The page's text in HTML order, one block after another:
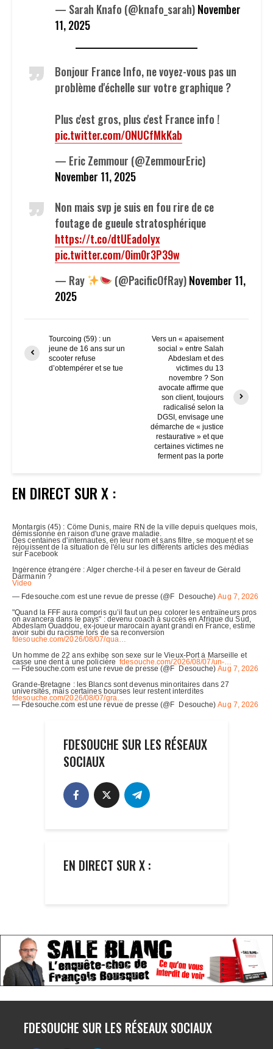
— Sarah Knafo (@knafo_sarah)November
11, 2025
Bonjour France Info, ne voyez-vous pas un
problème d'échelle sur votre graphique ?
Plus c'est gros, plus c'est France info !
pic.twitter.com/ONUCfMkKab
— Eric Zemmour (@ZemmourEric)
November 11, 2025
Non mais svp je suis en fou rire de ce
foutage de gueule stratosphérique
https://t.co/dtUEadoIyx
pic.twitter.com/0im0r3P39w
— Ray
(@PacificOfRay)November 11,
2025
Tourcoing (59) : un
jeune de 16 ans sur un
scooter refuse
d’obtempérer et se tue
Vers un « apaisement
social » entre Salah
Abdeslam et des
victimes du 13
novembre ? Son
avocate affirme que
son client, toujours
radicalisé selon la
DGSI, envisage une
démarche de « justice
restaurative » et que
certaines victimes ne
ferment pas la porte
EN DIRECT SUR X :
FDESOUCHE SUR LES RÉSEAUX
SOCIAUX
EN DIRECT SUR X :
FDESOUCHE SUR LES RÉSEAUX SOCIAUX